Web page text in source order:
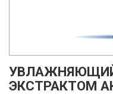
ЭКСТРАКТОМ